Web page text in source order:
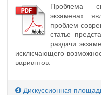
Проблема
экзаменах
проблем
статье
раздачи
исключающего
вариантов.
Дискуссионная